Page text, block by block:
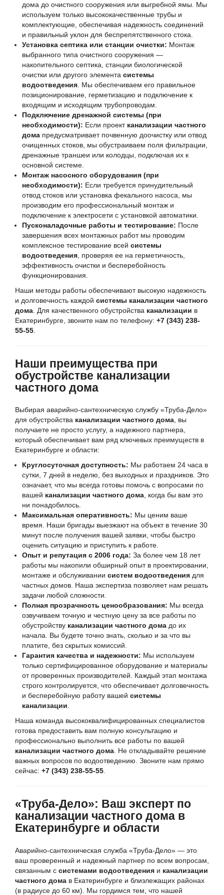
дома до очистного сооружения или выгребной ямы. Мы
используем только высококачественные трубы и
комплектующие, обеспечивая надежность соединений
и правильный уклон для беспрепятственного стока.
Установка септика или станции очистки: Монтаж
выбранного типа очистного сооружения —
накопительного септика, станции биологической
очистки или другого элемента системы
водоотведения . Мы обеспечиваем его правильное
позиционирование, герметизацию и подключение к
входящим и исходящим трубопроводам.
Подключение дренажной системы (при
необходимости): Если проект канализации частного
дома предусматривает почвенную доочистку или отвод
очищенных стоков, мы обустраиваем поля фильтрации,
дренажные траншеи или колодцы, подключая их к
основной системе.
Монтаж насосного оборудования (при
необходимости): Если требуется принудительный
отвод стоков или установка фекального насоса, мы
производим его профессиональный монтаж и
подключение к электросети с установкой автоматики.
Пусконаладочные работы и тестирование: После
завершения всех монтажных работ мы проводим
комплексное тестирование всей системы
водоотведения , проверяя ее на герметичность,
эффективность очистки и бесперебойность
функционирования.
Наши методы работы обеспечивают высокую надежность
и долговечность каждой системы канализации частного
дома . Для качественного обустройства канализации в
Екатеринбурге, звоните нам по телефону: +7 (343) 238-
55-55
Наши преимущества при
обустройстве канализации
частного дома
Выбирая аварийно-сантехническую службу «Труба-Дело»
для обустройства канализации частного дома, вы
получаете не просто услугу, а надежного партнера,
который обеспечивает вам ряд ключевых преимуществ в
Екатеринбурге и области:
Круглосуточная доступность: Мы работаем 24 часа в
сутки, 7 дней в неделю, без выходных и праздников. Это
означает, что мы всегда готовы помочь с вопросами по
вашей канализации частного дома, когда бы вам это
ни понадобилось.
Максимальная оперативность: Мы ценим ваше
время. Наши бригады выезжают на объект в течение 30
минут после получения вашей заявки, чтобы быстро
оценить ситуацию и приступить к работе.
Опыт и репутация с 2006 года: За более чем 18 лет
работы мы накопили обширный опыт в проектировании,
монтаже и обслуживании систем водоотведения для
частных домов. Наша экспертиза позволяет нам решать
задачи любой сложности.
Полная прозрачность ценообразования: Мы всегда
озвучиваем точную и честную цену за все работы по
обустройству канализации частного дома до их
начала. Вы будете точно знать, сколько и за что вы
платите, без скрытых комиссий.
Гарантия качества и надежности: Мы используем
только сертифицированное оборудование и материалы
от проверенных производителей. Каждый этап монтажа
строго контролируется, что обеспечивает долговечность
и бесперебойную работу вашей системы
канализации.
Наша команда высококвалифицированных специалистов
готова предоставить вам полную консультацию и
профессионально выполнить все работы по вашей
канализации частного дома. Не откладывайте решение
важных вопросов по водоотведению. Звоните нам прямо
сейчас: +7 (343) 238-55-55.
«Труба-Дело»: Ваш эксперт по
канализации частного дома в
Екатеринбурге и области
Аварийно-сантехническая служба «Труба-Дело» — это
ваш проверенный и надежный партнер по всем вопросам,
связанным с системами водоотведения и канализации
частного дома в Екатеринбурге и близлежащих районах
(в радиусе до 60 км). Мы гордимся тем, что нашей